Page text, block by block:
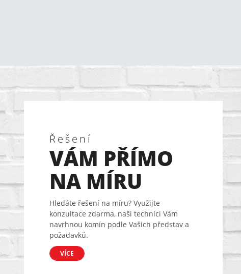
Řešení
VÁM PŘÍMO
NA MÍRU
Hledáte řešení na míru? Využijte
konzultace zdarma, naši technici Vám
navrhnou komín podle Vašich představ a
požadavků.
VÍCE